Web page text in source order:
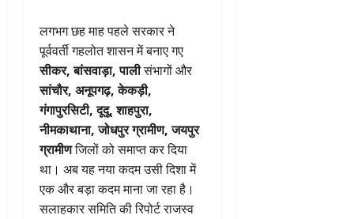
लगभग छह माह पहले सरकार ने
पूर्ववर्ती गहलोत शासन में बनाए गए
सीकर, बांसवाड़ा, पालीसंभागों और
सांचौर, अनूपगढ़, केकड़ी,
गंगापुरसिटी, दूदू, शाहपुरा,
नीमकाथाना, जोधपुर ग्रामीण, जयपुर
ग्रामीणजिलों को समाप्त कर दिया
था। अब यह नया कदम उसी दिशा में
एक और बड़ा कदम माना जा रहा है।
सलाहकार समिति की रिपोर्ट राजस्व